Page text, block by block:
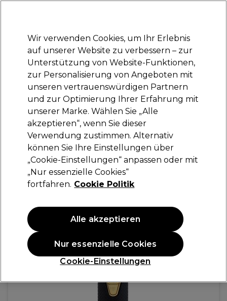
Anmelden
Marken Deals Haare Elektrogeräte Saloneinrichtung
Lieferung und Lieferzeiten
– mehr erfahren
BaByliss PRO
BaByliss PRO Boost+ Goldener Haarschneider
FX7870GBPE
174,95 €
Wir verwenden Cookies, um Ihr Erlebnis
auf unserer Website zu verbessern – zur
Unterstützung von Website-Funktionen,
zur Personalisierung von Angeboten mit
unseren vertrauenswürdigen Partnern
und zur Optimierung Ihrer Erfahrung mit
unserer Marke. Wählen Sie „Alle
akzeptieren“, wenn Sie dieser
Verwendung zustimmen. Alternativ
können Sie Ihre Einstellungen über
„Cookie-Einstellungen“ anpassen oder mit
„Nur essenzielle Cookies“
fortfahren. Cookie Politik
Cookie-Einstellungen
Nur essenzielle Cookies
Alle akzeptieren